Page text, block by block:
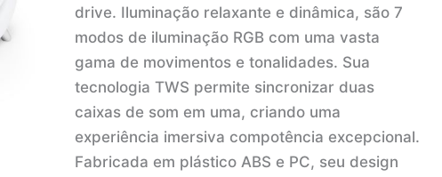
drive. Iluminação relaxante e dinâmica, são 7
modos de iluminação RGB com uma vasta
gama de movimentos e tonalidades. Sua
tecnologia TWS permite sincronizar duas
caixas de som em uma, criando uma
experiência imersiva compotência excepcional.
Fabricada em plástico ABS e PC, seu design